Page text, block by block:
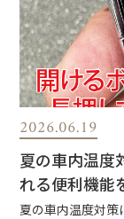
2026.06.19
夏の車内温度
れる便利機能
夏の車内温度対